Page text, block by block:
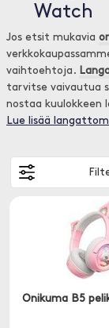
Watch
Jos etsit mukavia
vaihtoehtoja.
tarvitse vaivautua
nostaa
Lue lisää
Onikuma B5